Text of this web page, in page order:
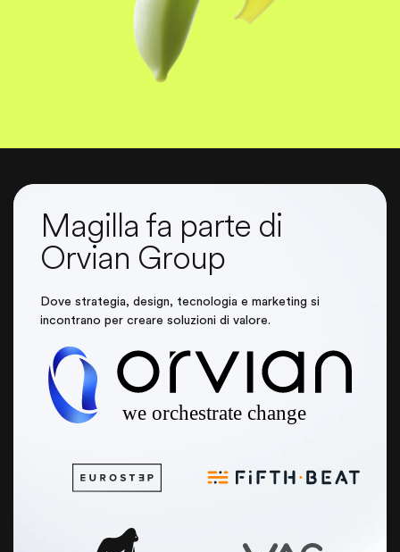
Magilla fa parte di
Orvian Group
Dove strategia, design, tecnologia e marketing si
incontrano per creare soluzioni di valore.